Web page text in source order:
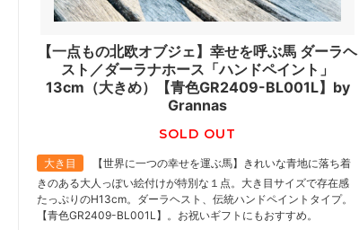
【一点もの北欧オブジェ】幸せを呼ぶ馬 ダーラヘ
スト／ダーラナホース「ハンドペイント」
13cm（大きめ）【青色GR2409-BL001L】by
Grannas
SOLD OUT
大き目
【世界に一つの幸せを運ぶ馬】きれいな青地に落ち着
きのある大人っぽい絵付けが特別な１点。大き目サイズで存在感
たっぷりのH13cm。ダーラヘスト、伝統ハンドペイントタイプ。
【青色GR2409-BL001L】。お祝いギフトにもおすすめ。